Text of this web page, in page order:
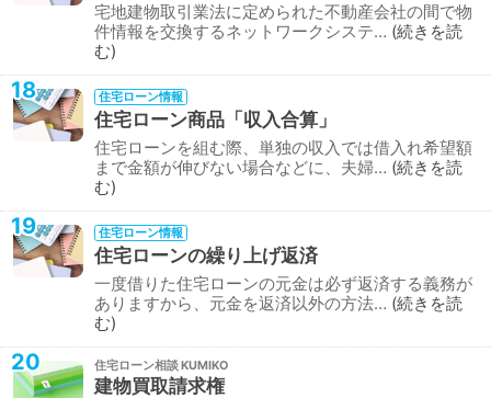
宅地建物取引業法に定められた不動産会社の間で物
件情報を交換するネットワークシステ… 続きを読
む
18 住宅ローン情報
住宅ローン商品「収入合算」
住宅ローンを組む際、単独の収入では借入れ希望額
まで金額が伸びない場合などに、夫婦… 続きを読
む
19 住宅ローン情報
住宅ローンの繰り上げ返済
一度借りた住宅ローンの元金は必ず返済する義務が
ありますから、元金を返済以外の方法… 続きを読
む
20 住宅ローン相談
建物買取請求権